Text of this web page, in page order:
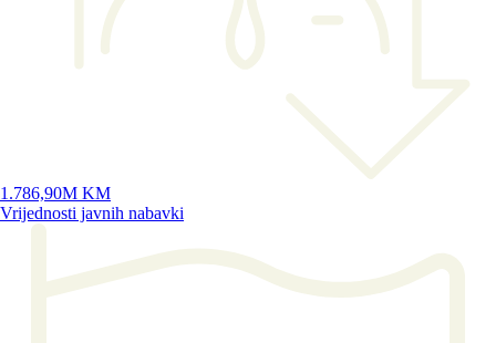
1.786,90M KM
Vrijednosti javnih nabavki